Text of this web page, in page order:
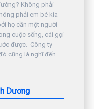
Không phải
phải em bé kia
họ cần một người
cuộc sống, cái gọi
được. Công ty
cũng là nghĩ đến
Dương